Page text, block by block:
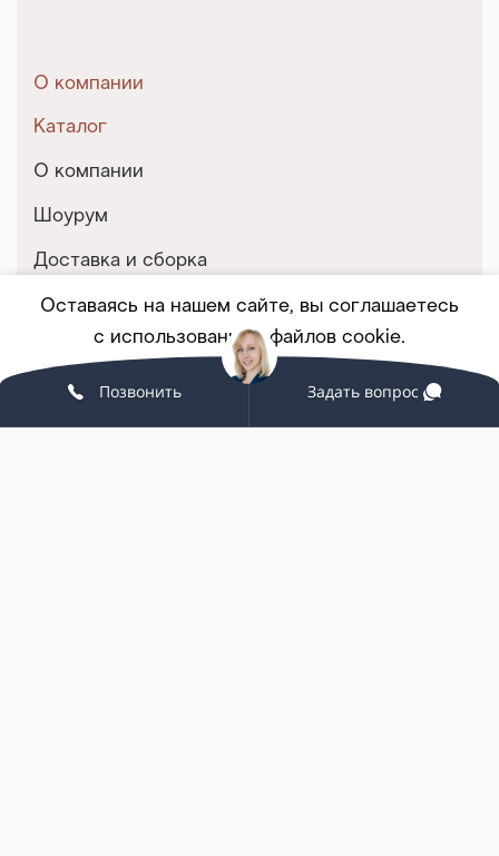
О компании
Каталог
О компании
Шоурум
Доставка и сборка
Контакты
Покупателям
Оставаясь на нашем сайте, вы соглашаетесь
с использованием файлов cookie.
ПОДРОБНЕЕ Принять
Позвонить Задать вопрос